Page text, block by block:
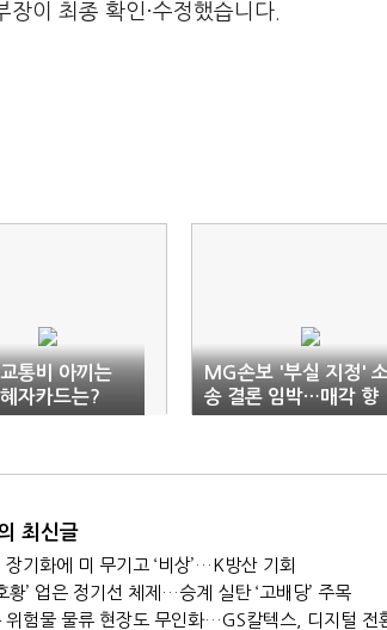
이 최종 확인·수정했습니다.
통비 아끼는
자카드는?
MG손보 '부실 지정'
송 결론 임박…매각 향
방은
최신글
장기화에 미 무기고 ‘비상’…K방산 기회
황’ 업은 정기선 체제…승계 실탄 ‘고배당’ 주목
위험물 물류 현장도 무인화…GS칼텍스, 디지털 전